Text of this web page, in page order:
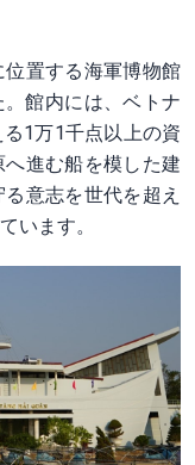
置する海軍博物館
館内には、ベトナ
1万1千点以上の資
進む船を模した建
意志を世代を超え
います。